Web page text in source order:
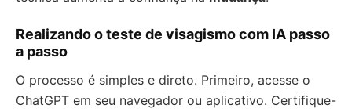
Realizando o teste de visagismo com IA passo
a passo
O processo é simples e direto. Primeiro, acesse o
ChatGPT em seu navegador ou aplicativo. Certifique-